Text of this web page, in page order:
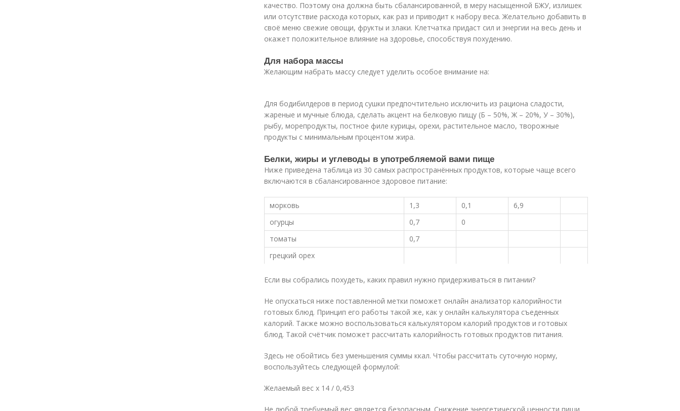
качество. Поэтому она должна быть сбалансированной, в меру насыщенной БЖУ, излишек
или отсутствие расхода которых, как раз и приводит к набору веса. Желательно добавить в
своё меню свежие овощи, фрукты и злаки. Клетчатка придаст сил и энергии на весь день и
окажет положительное влияние на здоровье, способствуя похудению.
Для набора массы
Желающим набрать массу следует уделить особое внимание на:
Для бодибилдеров в период сушки предпочтительно исключить из рациона сладости,
жареные и мучные блюда, сделать акцент на белковую пищу (Б – 50%, Ж – 20%, У – 30%),
рыбу, морепродукты, постное филе курицы, орехи, растительное масло, творожные
продукты с минимальным процентом жира.
Белки, жиры и углеводы в употребляемой вами пище
Ниже приведена таблица из 30 самых распространённых продуктов, которые чаще всего
включаются в сбалансированное здоровое питание:
морковь 1,3 0,1
6,9
огурцы
0,7
0
томаты
0,7
грецкий орех
Если вы собрались похудеть, каких правил нужно придерживаться в питании?
Не опускаться ниже поставленной метки поможет онлайн анализатор калорийности
готовых блюд. Принцип его работы такой же, как у онлайн калькулятора съеденных
калорий. Также можно воспользоваться калькулятором калорий продуктов и готовых
блюд. Такой счётчик поможет рассчитать калорийность готовых продуктов питания.
Здесь не обойтись без уменьшения суммы ккал. Чтобы рассчитать суточную норму,
воспользуйтесь следующей формулой:
Желаемый вес х 14 / 0,453